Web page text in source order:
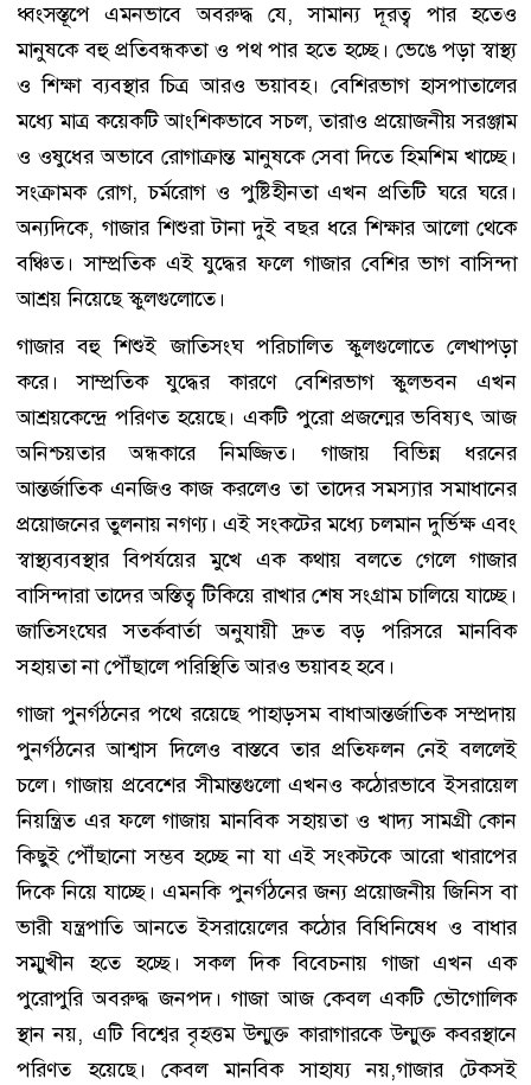
ধ্বংসস্তূপে এমনভাবে অবরুদ্ধ যে, সামান্য দূরত্ব পার হতেও
মানুষকে বহু প্রতিবন্ধকতা ও পথ পার হতে হচ্ছে। ভেঙে পড়া স্বাস্থ্য
ও শিক্ষা ব্যবস্থার চিত্র আরও ভয়াবহ। বেশিরভাগ হাসপাতালের
মধ্যে মাত্র কয়েকটি আংশিকভাবে সচল, তারাও প্রয়োজনীয় সরঞ্জাম
ও ওষুধের অভাবে রোগাক্রান্ত মানুষকে সেবা দিতে হিমশিম খাচ্ছে।
সংক্রামক রোগ, চর্মরোগ ও পুষ্টিহীনতা এখন প্রতিটি ঘরে ঘরে।
অন্যদিকে, গাজার শিশুরা টানা দুই বছর ধরে শিক্ষার আলো থেকে
বঞ্চিত। সাম্প্রতিক এই যুদ্ধের ফলে গাজার বেশির ভাগ বাসিন্দা
আশ্রয় নিয়েছে স্কুলগুলোতে।
গাজার বহু শিশুই জাতিসংঘ পরিচালিত স্কুলগুলোতে লেখাপড়া
করে। সাম্প্রতিক যুদ্ধের কারণে বেশিরভাগ স্কুলভবন এখন
আশ্রয়কেন্দ্রে পরিণত হয়েছে। একটি পুরো প্রজন্মের ভবিষ্যৎ আজ
অনিশ্চয়তার অন্ধকারে নিমজ্জিত। গাজায় বিভিন্ন ধরনের
আন্তর্জাতিক এনজিও কাজ করলেও তা তাদের সমস্যার সমাধানের
প্রয়োজনের তুলনায় নগণ্য। এই সংকটের মধ্যে চলমান দুর্ভিক্ষ এবং
স্বাস্থ্যব্যবস্থার বিপর্যয়ের মুখে এক কথায় বলতে গেলে গাজার
বাসিন্দারা তাদের অস্তিত্ব টিকিয়ে রাখার শেষ সংগ্রাম চালিয়ে যাচ্ছে।
জাতিসংঘের সতর্কবার্তা অনুযায়ী দ্রুত বড় পরিসরে মানবিক
সহায়তা না পৌঁছালে পরিস্থিতি আরও ভয়াবহ হবে।
গাজা পুনর্গঠনের পথে রয়েছে পাহাড়সম বাধাআন্তর্জাতিক সম্প্রদায়
পুনর্গঠনের আশ্বাস দিলেও বাস্তবে তার প্রতিফলন নেই বললেই
চলে। গাজায় প্রবেশের সীমান্তগুলো এখনও কঠোরভাবে ইসরায়েল
নিয়ন্ত্রিত এর ফলে গাজায় মানবিক সহায়তা ও খাদ্য সামগ্রী কোন
কিছুই পৌঁছানো সম্ভব হচ্ছে না যা এই সংকটকে আরো খারাপের
দিকে নিয়ে যাচ্ছে। এমনকি পুনর্গঠনের জন্য প্রয়োজনীয় জিনিস বা
ভারী যন্ত্রপাতি আনতে ইসরায়েলের কঠোর বিধিনিষেধ ও বাধার
সম্মুখীন হতে হচ্ছে। সকল দিক বিবেচনায় গাজা এখন এক
পুরোপুরি অবরুদ্ধ জনপদ। গাজা আজ কেবল একটি ভৌগোলিক
স্থান নয়, এটি বিশ্বের বৃহত্তম উন্মুক্ত কারাগারকে উন্মুক্ত কবরস্থানে
পরিণত হয়েছে। কেবল মানবিক সাহায্য নয়,গাজার টেকসই